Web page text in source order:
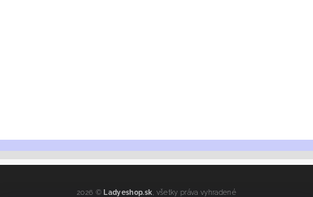
2026 © Ladyeshop.sk , všetky práva vyhradené